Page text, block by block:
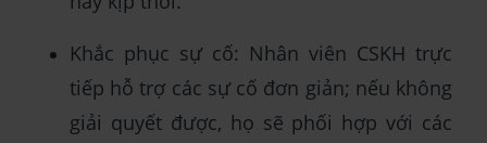
Khắc phục sự cố: Nhân viên CSKH trực
tiếp hỗ trợ các sự cố đơn giản; nếu không
giải quyết được, họ sẽ phối hợp với các